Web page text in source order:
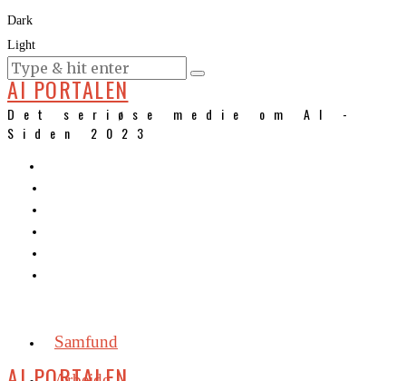
Dark
Light
KURSER
AI PORTALEN
Det seriøse medie om AI -
Siden 2023
Samfund